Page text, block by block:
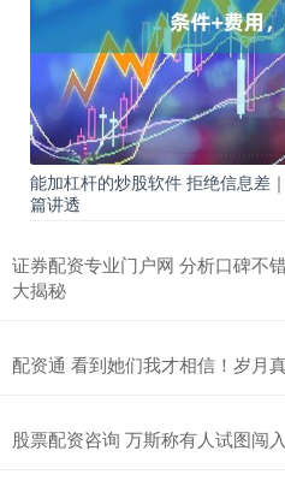
能加杠杆的炒股软件 拒绝信息差
篇讲透
证券配资专业门户网 分析口碑不
大揭秘
配资通 看到她们我才相信！岁月
股票配资咨询 万斯称有人试图闯